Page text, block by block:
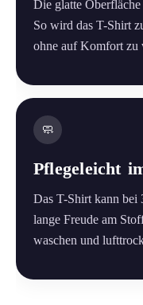
Die glatte
So wird das T-Shirt
ohne auf Komfort zu
🧼
Pflegeleicht
Das T-Shirt kann bei
lange Freude am
waschen und